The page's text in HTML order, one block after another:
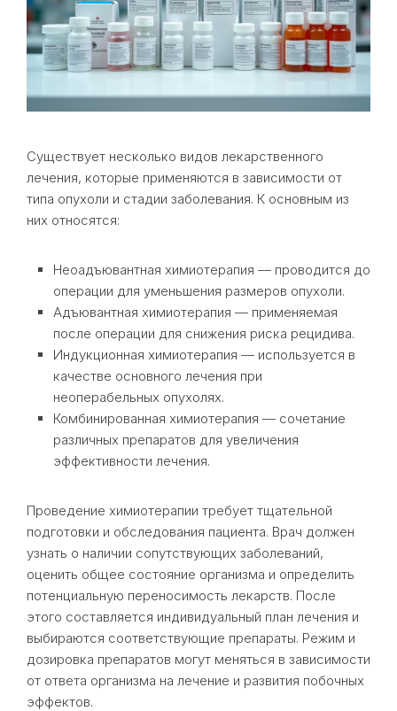
Существует несколько видов лекарственного
лечения, которые применяются в зависимости от
типа опухоли и стадии заболевания. К основным из
них относятся:
Неоадъювантная химиотерапия — проводится до
операции для уменьшения размеров опухоли.
Адъювантная химиотерапия — применяемая
после операции для снижения риска рецидива.
Индукционная химиотерапия — используется в
качестве основного лечения при
неоперабельных опухолях.
Комбинированная химиотерапия — сочетание
различных препаратов для увеличения
эффективности лечения.
Проведение химиотерапии требует тщательной
подготовки и обследования пациента. Врач должен
узнать о наличии сопутствующих заболеваний,
оценить общее состояние организма и определить
потенциальную переносимость лекарств. После
этого составляется индивидуальный план лечения и
выбираются соответствующие препараты. Режим и
дозировка препаратов могут меняться в зависимости
от ответа организма на лечение и развития побочных
эффектов.